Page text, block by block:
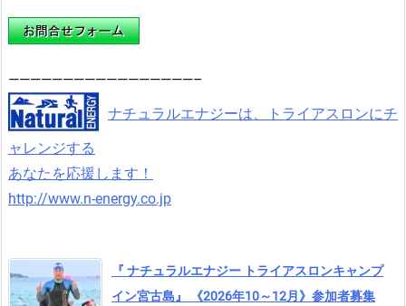
—————————————————–
ナチュラルエナジーは、トライアスロンにチ
ャレンジする
あなたを応援します！
http://www.n-energy.co.jp
『 ナチュラルエナジー トライアスロンキャンプ
イン宮古島』 《2026年10～12月》参加者募集